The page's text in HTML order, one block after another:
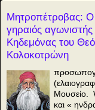
Μητροπέτροβας: Ο
γηραιός
Κηδεμόνας του
Κολοκοτρώνη
Μουσείο.
και «